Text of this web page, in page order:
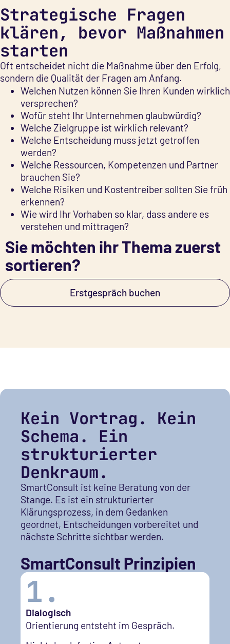
Strategische Fragen
klären, bevor Maßnahmen
starten
Oft entscheidet nicht die Maßnahme über den Erfolg,
sondern die Qualität der Fragen am Anfang.
Welchen Nutzen können Sie Ihren Kunden wirklich
versprechen?
Wofür steht Ihr Unternehmen glaubwürdig?
Welche Zielgruppe ist wirklich relevant?
Welche Entscheidung muss jetzt getroffen
werden?
Welche Ressourcen, Kompetenzen und Partner
brauchen Sie?
Welche Risiken und Kostentreiber sollten Sie früh
erkennen?
Wie wird Ihr Vorhaben so klar, dass andere es
verstehen und mittragen?
Sie möchten ihr Thema zuerst
sortieren?
Erstgespräch buchen
Kein Vortrag. Kein
Schema. Ein
strukturierter
Denkraum.
SmartConsult ist keine Beratung von der
Stange. Es ist ein strukturierter
Klärungsprozess, in dem Gedanken
geordnet, Entscheidungen vorbereitet und
nächste Schritte sichtbar werden.
SmartConsult Prinzipien
1.
Dialogisch
Orientierung entsteht im Gespräch.